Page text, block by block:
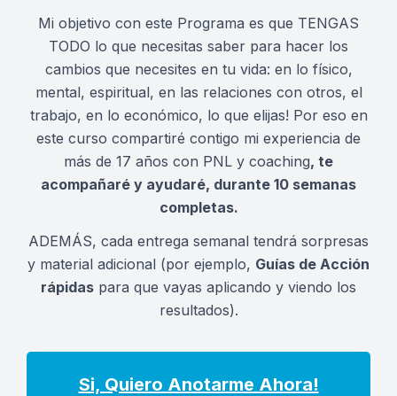
Mi objetivo con este Programa es que TENGAS
TODO lo que necesitas saber para hacer los
cambios que necesites en tu vida: en lo físico,
mental, espiritual, en las relaciones con otros, el
trabajo, en lo económico, lo que elijas! Por eso en
este curso compartiré contigo mi experiencia de
más de 17 años con PNL y coaching, te
acompañaré y ayudaré, durante 10 semanas
completas.
ADEMÁS, cada entrega semanal tendrá sorpresas
y material adicional (por ejemplo, Guías de Acción
rápidas para que vayas aplicando y viendo los
resultados).
Si, Quiero Anotarme Ahora!